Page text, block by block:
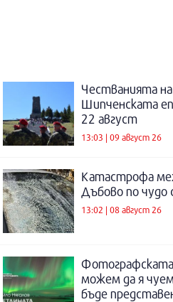
Честванията
Шипченската
22 август
13:03 | 09 август 26
Катастрофа
Дъбово по чудо
13:02 | 08 август 26
можем да я
бъде